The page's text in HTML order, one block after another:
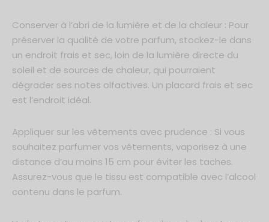
Conserver à l’abri de la lumière et de la chaleur : Pour
préserver la qualité de votre parfum, stockez-le dans
un endroit frais et sec, loin de la lumière directe du
soleil et de sources de chaleur, qui pourraient
dégrader ses notes olfactives. Un placard frais et sec
est l’endroit idéal.
Appliquer sur les vêtements avec prudence : Si vous
souhaitez parfumer vos vêtements, vaporisez à une
distance d’au moins 15 cm pour éviter les taches.
Assurez-vous que le tissu est compatible avec l’alcool
contenu dans le parfum.